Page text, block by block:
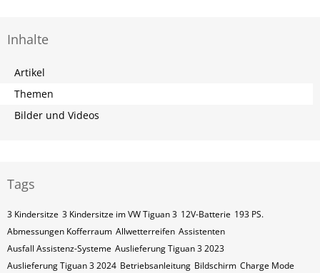
Inhalte
Artikel
Themen
Bilder und Videos
Tags
3 Kindersitze 3 Kindersitze im VW Tiguan 3 12V-Batterie 193 PS.
Abmessungen Kofferraum Allwetterreifen Assistenten
Ausfall Assistenz-Systeme Auslieferung Tiguan 3 2023
Auslieferung Tiguan 3 2024 Betriebsanleitung Bildschirm Charge Mode